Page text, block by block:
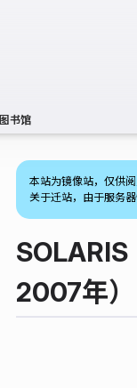
图书馆
本站为镜像站，仅供
关于迁站，由于服务
2007年）